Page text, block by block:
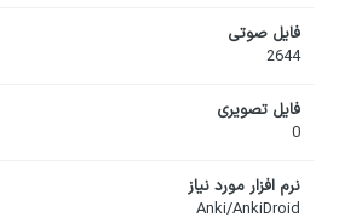
فایل صوتی
2644
فایل تصویری
0
نرم افزار مورد نیاز
Anki/AnkiDroid